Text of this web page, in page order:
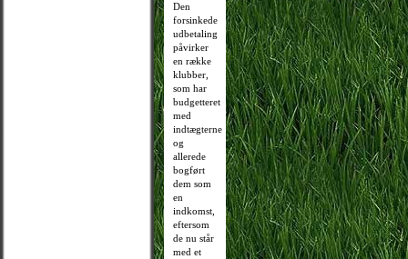
Den
forsinkede
udbetaling
påvirker
en række
klubber,
som har
budgetteret
med
indtægterne
og
allerede
bogført
dem som
en
indkomst,
eftersom
de nu står
med et